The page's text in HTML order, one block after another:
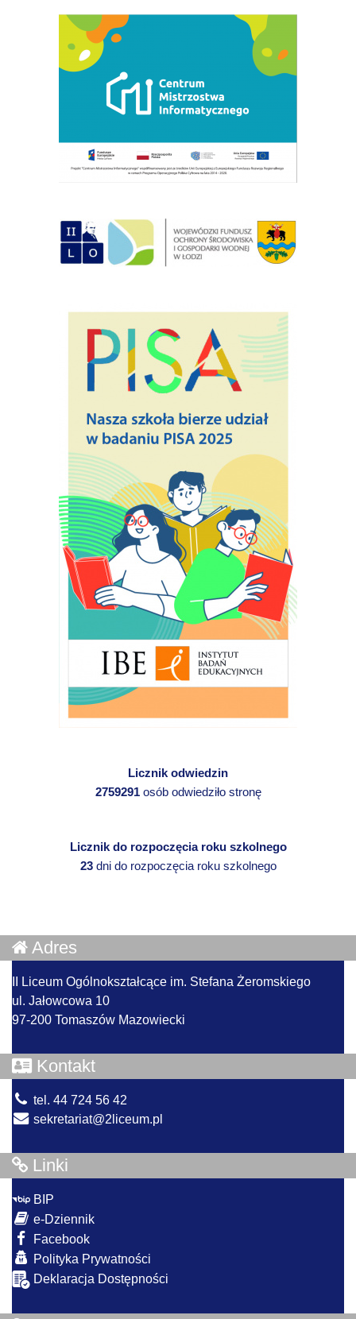
Licznik odwiedzin
2759291osób odwiedziło stronę
Licznik do rozpoczęcia roku szkolnego
23dni do rozpoczęcia roku szkolnego
Adres
II Liceum Ogólnokształcące im. Stefana Żeromskiego
ul. Jałowcowa 10
97-200 Tomaszów Mazowiecki
Kontakt
tel. 44 724 56 42
sekretariat@2liceum.pl
Linki
BIP
e-Dziennik
Facebook
Polityka Prywatności
Deklaracja Dostępności